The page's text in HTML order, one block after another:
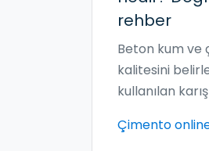
rehber
Beton kum ve
kalitesini
kullanılan
beton tercih
Çimento